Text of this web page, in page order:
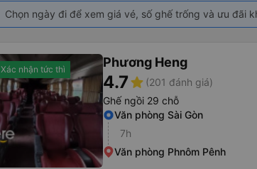
Chọn ngày đi để xem giá vé, số ghế trống và ưu đãi
Xác nhận tức thì Phương Heng
4.7star (201 đánh giá)
Ghế ngồi 29 chỗ
Văn phòng Sài Gòn
7h
Văn phòng Phnôm Pênh